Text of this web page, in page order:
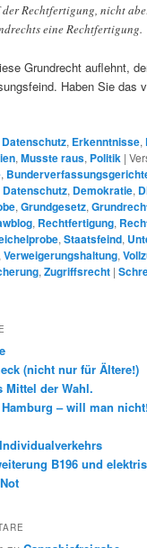
Rechtfertigung, nicht
eine Rechtfertigung.
Grundrecht auflehnt,
Haben Sie das
Datenschutz, Erkenntnisse,
,Musste raus, Politik |
,
Datenschutz, Demokratie,
,Grundgesetz,
, Rechtfertigung,
,Staatsfeind,
,Verweigerungshaltung,
,Zugriffsrecht |
(nicht nur für Ältere!)
Mittel der Wahl.
Hamburg – will man
B196 und